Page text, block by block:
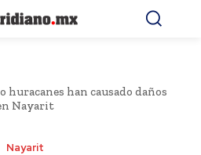
huracanes han causado daños
Nayarit
Nayarit